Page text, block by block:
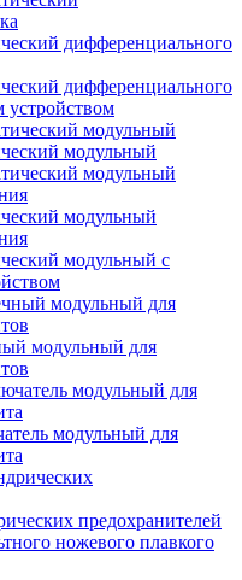
дифференциального
дифференциального
устройством
модульный
модульный
модульный с
модульный для
модульный для
предохранителей